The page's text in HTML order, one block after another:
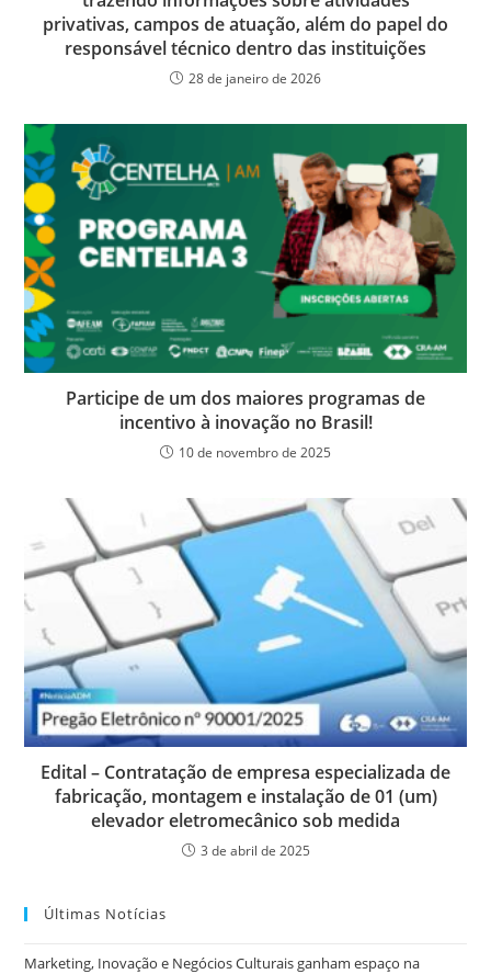
privativas, campos de atuação, além do papel do
responsável técnico dentro das instituições
28 de janeiro de 2026
Participe de um dos maiores programas de
incentivo à inovação no Brasil!
10 de novembro de 2025
Edital – Contratação de empresa especializada de
fabricação, montagem e instalação de 01 (um)
elevador eletromecânico sob medida
3 de abril de 2025
Últimas Notícias
Marketing, Inovação e Negócios Culturais ganham espaço na